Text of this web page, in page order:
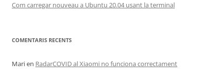
Com carregar nouveau a Ubuntu 20.04 usant la terminal
COMENTARIS RECENTS
Marien RadarCOVID al Xiaomi no funciona correctament